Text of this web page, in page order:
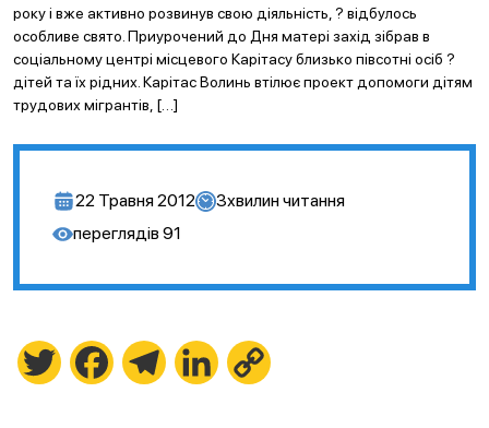
року і вже активно розвинув свою діяльність, ? відбулось
особливе свято. Приурочений до Дня матері захід зібрав в
соціальному центрі місцевого Карітасу близько півсотні осіб ?
дітей та їх рідних. Карітас Волинь втілює проект допомоги дітям
трудових мігрантів, […]
22 Травня 2012 3хвилин читання
переглядів 91
Twitter FacebookTelegramLinkedIn